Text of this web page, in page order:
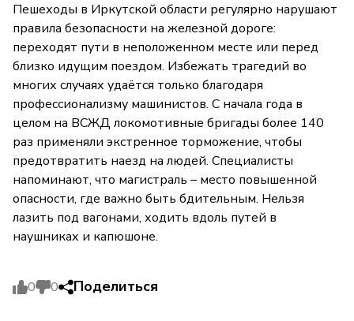
Пешеходы в Иркутской области регулярно нарушают
правила безопасности на железной дороге:
переходят пути в неположенном месте или перед
близко идущим поездом. Избежать трагедий во
многих случаях удаётся только благодаря
профессионализму машинистов. С начала года в
целом на ВСЖД локомотивные бригады более 140
раз применяли экстренное торможение, чтобы
предотвратить наезд на людей. Специалисты
напоминают, что магистраль – место повышенной
опасности, где важно быть бдительным. Нельзя
лазить под вагонами, ходить вдоль путей в
наушниках и капюшоне.
0 0 Поделиться